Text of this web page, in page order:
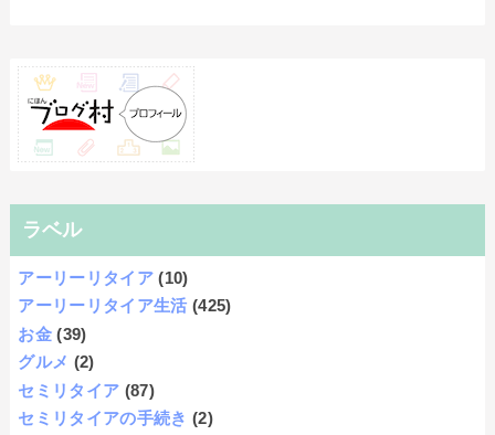
ラベル
アーリーリタイア (10)
アーリーリタイア生活 (425)
お金 (39)
グルメ (2)
セミリタイア (87)
セミリタイアの手続き (2)